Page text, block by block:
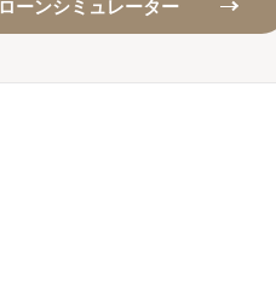
ローンシミュレーター